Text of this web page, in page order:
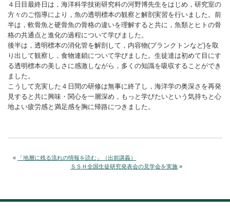
４日目最終日は，海洋科学技術研究科の河野博先生をはじめ，研究室の
方々のご指導により，魚の透明標本の観察と解剖実習を行いました。前
半は，軟骨魚と硬骨魚の骨格の違いを理解すると共に，魚類とヒトの骨
格の共通点と進化の過程について学びました。
後半は，透明標本の消化管を解剖して，内容物(プランクトンなど)を取
り出して観察し，食物連鎖について学びました。生徒達は初めて目にす
る透明標本の美しさに感激しながら，多くの知識を吸収することができ
ました。
こうして充実した４日間の研修は無事に終了し，海洋学の奥深さを再発
見すると共に興味・関心を一層深め，もっと学びたいという気持ちと心
地よい疲労感と満足感を胸に帰路につきました。
«
「地層に残る流れの情報を読む」（出前講義）
ＳＳＨ全国生徒研究発表会の見学会を実施 »